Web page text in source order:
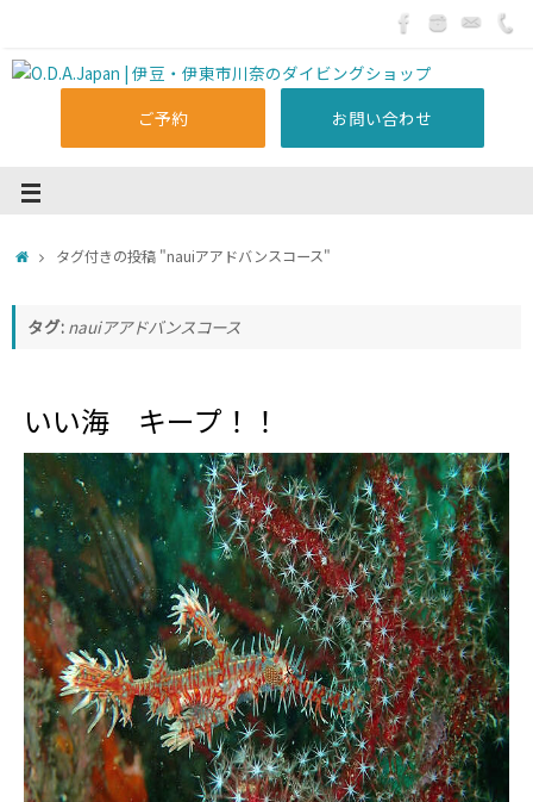
ご予約 お問い合わせ
タグ付きの投稿 "nauiアアドバンスコース"
タグ: nauiアアドバンスコース
いい海 キープ！！